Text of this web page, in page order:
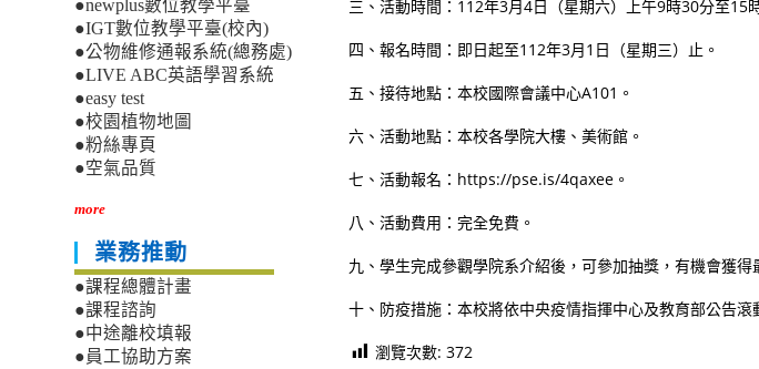
三、活動時間：112年3月4日（星期六）上午9時30分至15
四、報名時間：即日起至112年3月1日（星期三）止。
五、接待地點：本校國際會議中心A101。
六、活動地點：本校各學院大樓、美術館。
七、活動報名：https://pse.is/4qaxee。
八、活動費用：完全免費。
九、學生完成參觀學院系介紹後，可參加抽獎，有機會獲
十、防疫措施：本校將依中央疫情指揮中心及教育部公告滾
瀏覽次數: 372
●newplus數位教學平臺
●IGT數位教學平臺(校內)
●公物維修通報系統(總務處)
●LIVE ABC英語學習系統
●easy test
●校園植物地圖
●粉絲專頁
●空氣品質
more
業務推動
●課程總體計畫
●課程諮詢
●中途離校填報
●員工協助方案